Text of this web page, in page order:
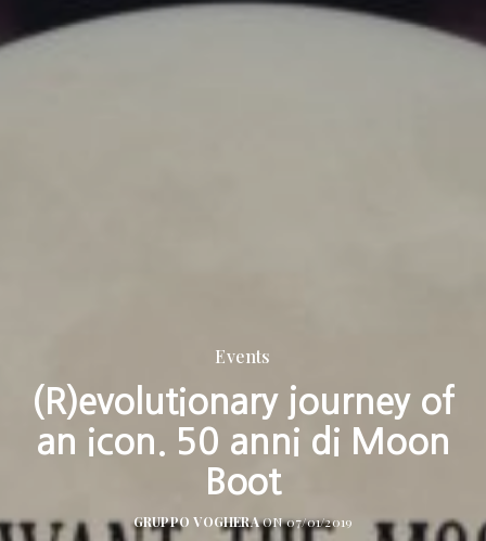
Events
(R)evolutionary journey of
an icon. 50 anni di Moon
Boot
GRUPPO VOGHERAON 07/01/2019